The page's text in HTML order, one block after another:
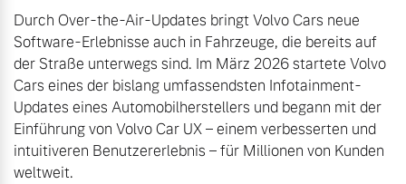
Durch Over-the-Air-Updates bringt Volvo Cars neue
Software-Erlebnisse auch in Fahrzeuge, die bereits auf
der Straße unterwegs sind. Im März 2026 startete Volvo
Cars eines der bislang umfassendsten Infotainment-
Updates eines Automobilherstellers und begann mit der
Einführung von Volvo Car UX – einem verbesserten und
intuitiveren Benutzererlebnis – für Millionen von Kunden
weltweit.